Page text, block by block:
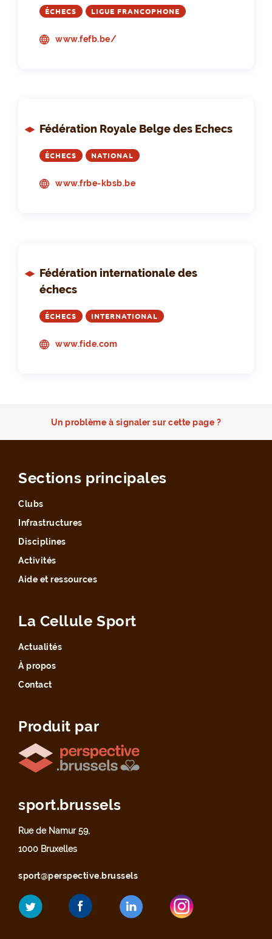
ÉCHECS LIGUE FRANCOPHONE
www.fefb.be/
Fédération Royale Belge des Echecs
ÉCHECS NATIONAL
www.frbe-kbsb.be
Fédération internationale des
échecs
ÉCHECS INTERNATIONAL
www.fide.com
Un problème à signaler sur cette page ?
Sections principales
Clubs
Infrastructures
Disciplines
Activités
Aide et ressources
La Cellule Sport
Actualités
À propos
Contact
Produit par
sport.brussels
Rue de Namur 59,
1000 Bruxelles
sport@perspective.brussels